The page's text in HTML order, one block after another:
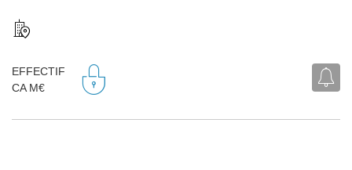
EFFECTIF
CA M€